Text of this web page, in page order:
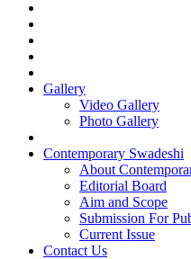
Gallery
Video Gallery
Photo Gallery
Contemporary Swadeshi
About
Editorial Board
Aim and Scope
Submission For
Current Issue
Contact Us